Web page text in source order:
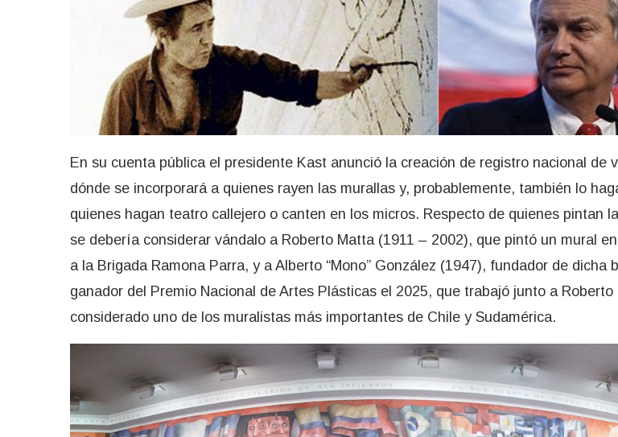
En su cuenta pública el presidente Kast anunció la creación de registro nacional de
dónde se incorporará a quienes rayen las murallas y, probablemente, también lo
quienes hagan teatro callejero o canten en los micros. Respecto de quienes pintan
se debería considerar vándalo a Roberto Matta (1911 – 2002), que pintó un mural
a la Brigada Ramona Parra, y a Alberto “Mono” González (1947), fundador de dicha
ganador del Premio Nacional de Artes Plásticas el 2025, que trabajó junto a Roberto
considerado uno de los muralistas más importantes de Chile y Sudamérica.